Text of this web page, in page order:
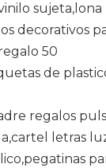
sujeta,lona
decorativos
50
de
regalos
letras